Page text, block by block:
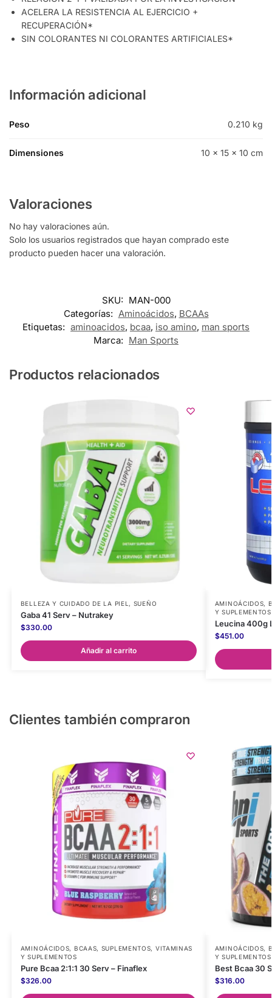
ACELERA LA RESISTENCIA AL EJERCICIO +
RECUPERACIÓN*
SIN COLORANTES NI COLORANTES ARTIFICIALES*
Información adicional
Peso 0.210 kg
Dimensiones 10 × 15 × 10 cm
Valoraciones
No hay valoraciones aún.
Solo los usuarios registrados que hayan comprado este
producto pueden hacer una valoración.
SKU: MAN-000
Categorías: Aminoácidos, BCAAs
Etiquetas: aminoacidos, bcaa, iso amino, man sports
Marca: Man Sports
Productos relacionados
BELLEZA Y CUIDADO DE LA PIEL , SUEÑO
Gaba 41 Serv – Nutrakey
$330.00
Añadir al carrito
AMINOÁCIDOS,
Y SUPLEMENTOS
Leucina 400g
$451.00
Clientes también compraron
AMINOÁCIDOS, BCAAS, SUPLEMENTOS, VITAMINAS
Y SUPLEMENTOS
Pure Bcaa 2:1:1 30 Serv – Finaflex
$326.00
AMINOÁCIDOS,
Y SUPLEMENTOS
Best Bcaa 30
$316.00